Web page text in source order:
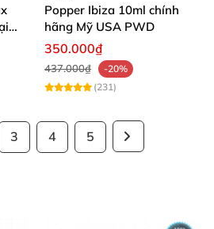
Popper Ibiza 10ml chính
hãng Mỹ USA PWD
350.000₫
437.000₫
-20%
(231)
3 4 5